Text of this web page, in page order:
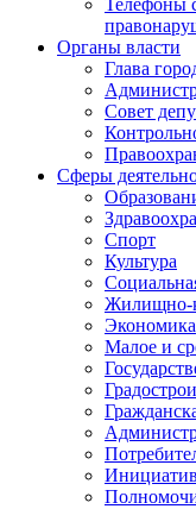
Телефоны
Органы власти
Глава
Совет
Сферы
Спорт
Культура
Жилищно-
Экономика
Малое и